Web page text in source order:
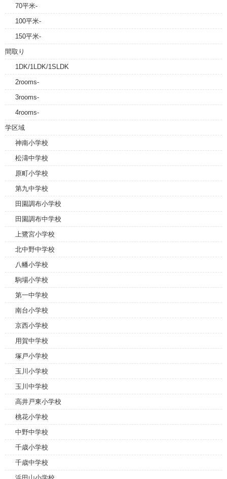
70平米-
100平米-
150平米-
間取り
1DK/1LDK/1SLDK
2rooms-
3rooms-
4rooms-
学区域
神南小学校
松濤中学校
原町小学校
第九中学校
田園調布小学校
田園調布中学校
上鷺宮小学校
北中野中学校
八幡小学校
駒場小学校
第一中学校
南台小学校
京西小学校
用賀中学校
塚戸小学校
玉川小学校
玉川中学校
高井戸東小学校
桃花小学校
中野中学校
千歳小学校
千歳中学校